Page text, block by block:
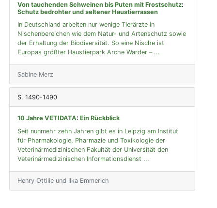
Von tauchenden Schweinen bis Puten mit Frostschutz:
Schutz bedrohter und seltener Haustierrassen
In Deutschland arbeiten nur wenige Tierärzte in
Nischenbereichen wie dem Natur- und Artenschutz sowie
der Erhaltung der Biodiversität. So eine Nische ist
Europas größter Haustierpark Arche Warder – ...
Sabine Merz
S. 1490-1490
10 Jahre VETIDATA:Ein Rückblick
Seit nunmehr zehn Jahren gibt es in Leipzig am Institut
für Pharmakologie, Pharmazie und Toxikologie der
Veterinärmedizinischen Fakultät der Universität den
Veterinärmedizinischen Informationsdienst ...
Henry Ottilie und Ilka Emmerich